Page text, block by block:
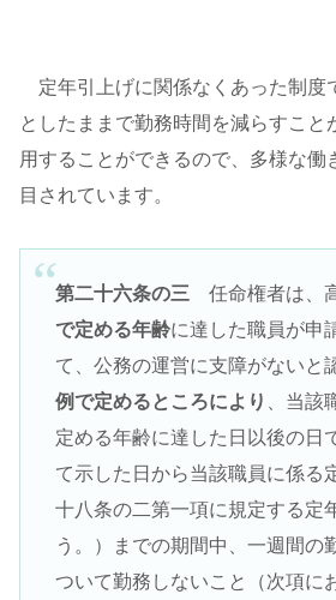
定年引上げに関係なくあった制度
としたままで勤務時間を減らすこと
用することができるので、多様な働
目されています。
第二十六条の三 任命権者は、
で定める年齢に達した職員が申
て、公務の運営に支障がないと
例で定めるところにより
、当該
定める年齢に達した日以後の日
て示した日から当該職員に係る
十八条の二第一項に規定する定
う。）までの期間中、一週間の
ついて勤務しないこと（次項に